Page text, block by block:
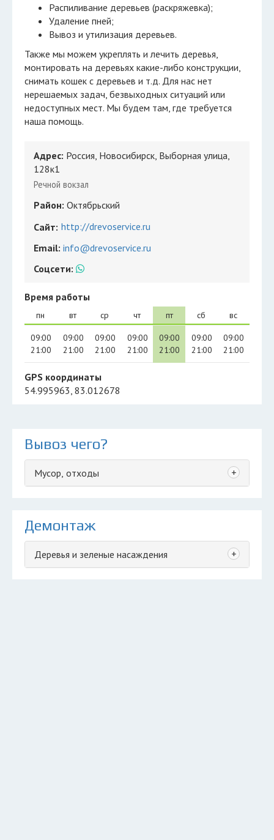
Распиливание деревьев (раскряжевка);
Удаление пней;
Вывоз и утилизация деревьев.
Также мы можем укреплять и лечить деревья,
монтировать на деревьях какие-либо конструкции,
снимать кошек с деревьев и т.д. Для нас нет
нерешаемых задач, безвыходных ситуаций или
недоступных мест. Мы будем там, где требуется
наша помощь.
Адрес: Россия, Новосибирск, Выборная улица,
128к1
Речной вокзал
Район: Октябрьский
Сайт: http://drevoservice.ru
Email: info@drevoservice.ru
Соцсети:
Время работы
пн
09:00
21:00
вт
09:00
21:00
ср
09:00
21:00
чт
09:00
21:00
пт
09:00
21:00
сб
09:00
21:00
вс
09:00
21:00
GPS координаты
54.995963, 83.012678
Вывоз чего?
Мусор, отходы +
Демонтаж
Деревья и зеленые насаждения +